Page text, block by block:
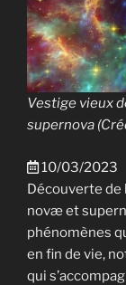
Vestige vieux
supernova (
10/03/2023
Découverte de
novæ et
phénomènes
en fin de vie,
qui